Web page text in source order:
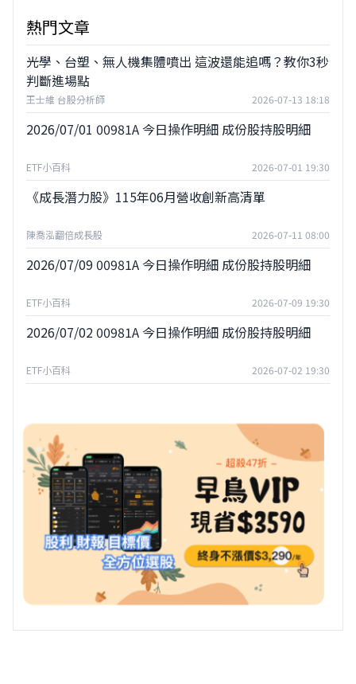
熱門文章
光學、台塑、無人機集體噴出 這波還能追嗎？教你3秒
判斷進場點
王士維 台股分析師 2026-07-13 18:18
2026/07/01 00981A 今日操作明細 成份股持股明細
ETF小百科 2026-07-01 19:30
《成長潛力股》115年06月營收創新高清單
陳喬泓翻倍成長股 2026-07-11 08:00
2026/07/09 00981A 今日操作明細 成份股持股明細
ETF小百科 2026-07-09 19:30
2026/07/02 00981A 今日操作明細 成份股持股明細
ETF小百科 2026-07-02 19:30